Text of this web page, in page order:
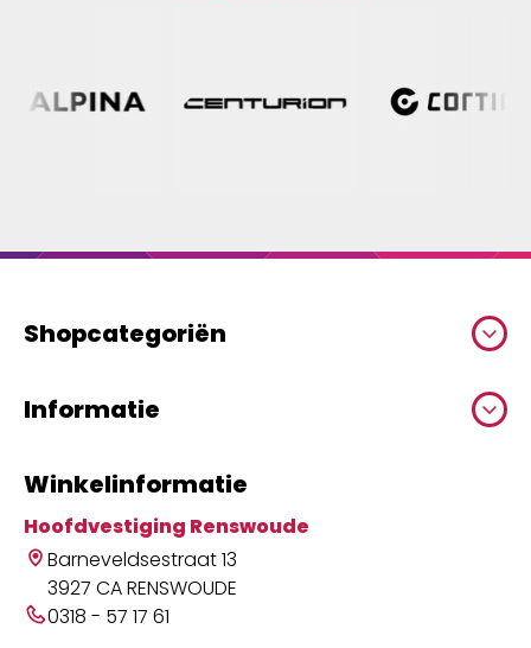
Shopcategoriën
Informatie
Winkelinformatie
Hoofdvestiging Renswoude
Barneveldsestraat 13
3927 CA RENSWOUDE
0318 - 57 17 61